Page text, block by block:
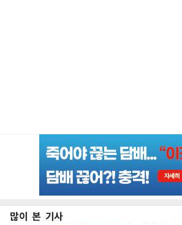
많이 본 기사